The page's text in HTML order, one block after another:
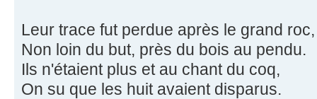
Leur trace fut perdue après le grand roc,
Non loin du but, près du bois au pendu.
Ils n'étaient plus et au chant du coq,
On su que les huit avaient disparus.